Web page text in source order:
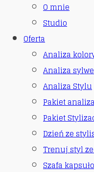
O mnie
Studio
Oferta
Analiza
Analiza
Analiza Stylu
Pakiet
Pakiet
Dzień ze
Trenuj styl
Szafa